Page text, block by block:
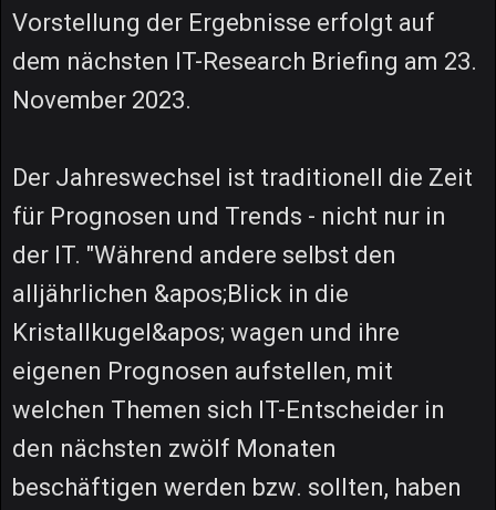
Vorstellung der Ergebnisse erfolgt auf
dem nächsten IT-Research Briefing am 23.
November 2023.
Der Jahreswechsel ist traditionell die Zeit
für Prognosen und Trends - nicht nur in
der IT. "Während andere selbst den
alljährlichen &apos;Blick in die
Kristallkugel&apos; wagen und ihre
eigenen Prognosen aufstellen, mit
welchen Themen sich IT-Entscheider in
den nächsten zwölf Monaten
beschäftigen werden bzw. sollten, haben